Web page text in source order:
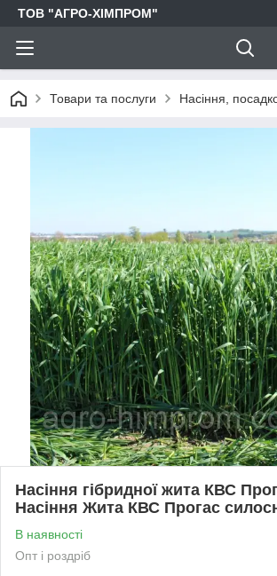
ТОВ "АГРО-ХІМПРОМ"
Товари та послуги Насіння,
Насіння гібридної жита КВС
Насіння Жита КВС Прогас
В наявності
Опт і роздріб